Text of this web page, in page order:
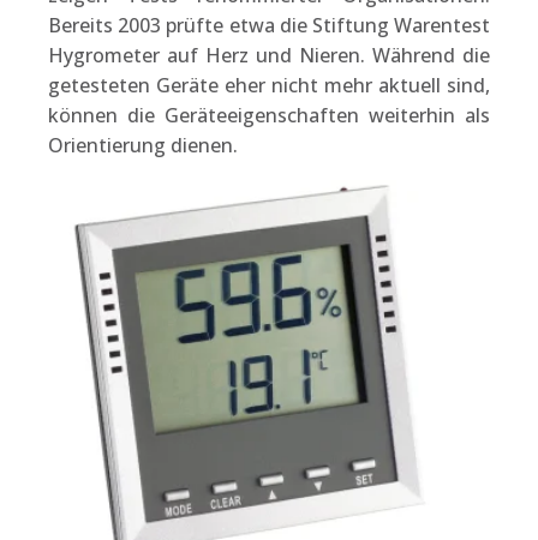
Bereits 2003 prüfte etwa die Stiftung Warentest
Hygrometer auf Herz und Nieren. Während die
getesteten Geräte eher nicht mehr aktuell sind,
können die Geräteeigenschaften weiterhin als
Orientierung dienen.